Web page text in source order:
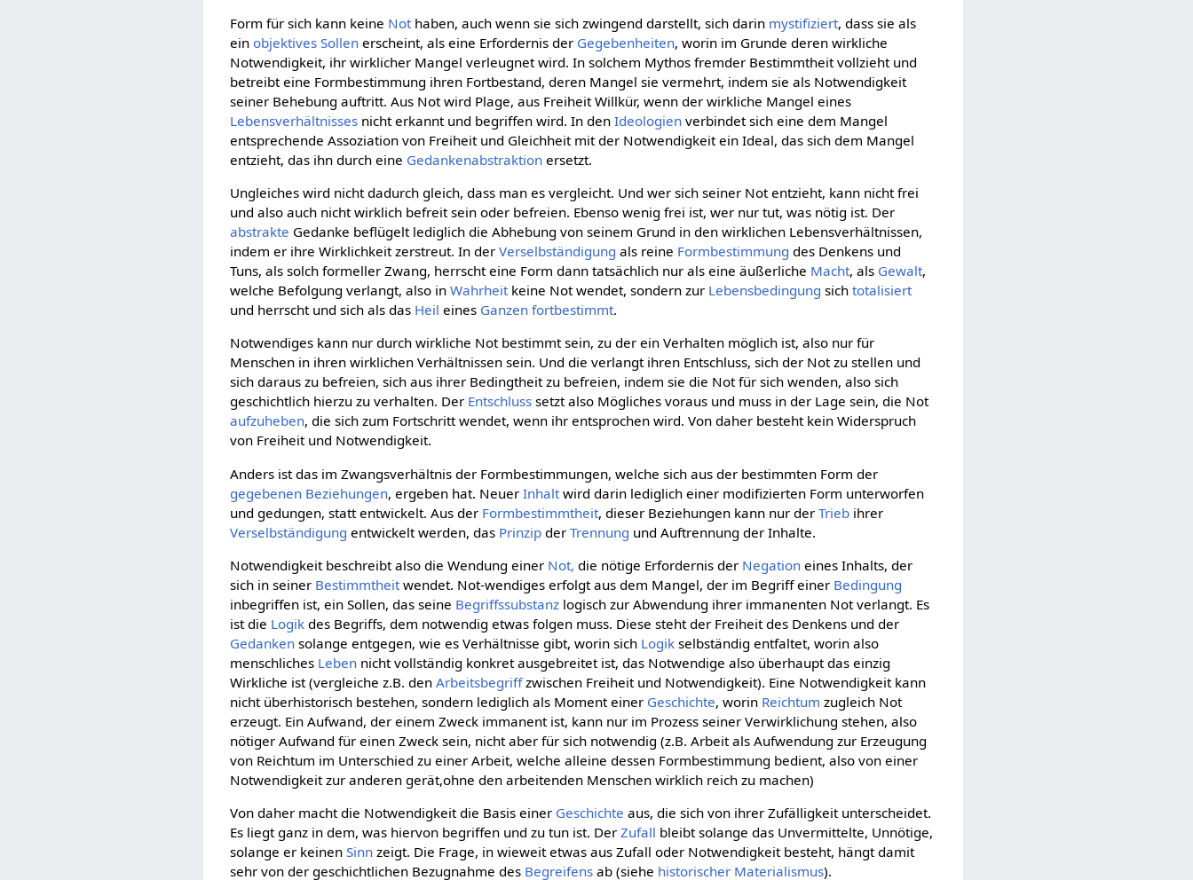
Form für sich kann keine Not haben, auch wenn sie sich zwingend darstellt, sich darin mystifiziert, dass sie als
einobjektives Sollen erscheint, als eine Erfordernis der Gegebenheiten, worin im Grunde deren wirkliche
Notwendigkeit, ihr wirklicher Mangel verleugnet wird. In solchem Mythos fremder Bestimmtheit vollzieht und
betreibt eine Formbestimmung ihren Fortbestand, deren Mangel sie vermehrt, indem sie als Notwendigkeit
seiner Behebung auftritt. Aus Not wird Plage, aus Freiheit Willkür, wenn der wirkliche Mangel eines
Lebensverhältnisses nicht erkannt und begriffen wird. In denIdeologien verbindet sich eine dem Mangel
entsprechende Assoziation von Freiheit und Gleichheit mit der Notwendigkeit ein Ideal, das sich dem Mangel
entzieht, das ihn durch eine Gedankenabstraktion ersetzt.
Ungleiches wird nicht dadurch gleich, dass man es vergleicht. Und wer sich seiner Not entzieht, kann nicht frei
und also auch nicht wirklich befreit sein oder befreien. Ebenso wenig frei ist, wer nur tut, was nötig ist. Der
abstrakte Gedanke beflügelt lediglich die Abhebung von seinem Grund in den wirklichen Lebensverhältnissen,
indem er ihre Wirklichkeit zerstreut. In derVerselbständigung als reine Formbestimmung des Denkens und
Tuns, als solch formeller Zwang, herrscht eine Form dann tatsächlich nur als eine äußerliche Macht, als Gewalt,
welche Befolgung verlangt, also inWahrheitkeine Not wendet, sondern zur Lebensbedingung sichtotalisiert
und herrscht und sich als das Heil eines Ganzen fortbestimmt.
Notwendiges kann nur durch wirkliche Not bestimmt sein, zu der ein Verhalten möglich ist, also nur für
Menschen in ihren wirklichen Verhältnissen sein. Und die verlangt ihren Entschluss, sich der Not zu stellen und
sich daraus zu befreien, sich aus ihrer Bedingtheit zu befreien, indem sie die Not für sich wenden, also sich
geschichtlich hierzu zu verhalten. Der Entschluss setzt also Mögliches voraus und muss in der Lage sein, die Not
aufzuheben, die sich zum Fortschritt wendet, wenn ihr entsprochen wird. Von daher besteht kein Widerspruch
von Freiheit und Notwendigkeit.
Anders ist das im Zwangsverhältnis der Formbestimmungen, welche sich aus der bestimmten Form der
gegebenen Beziehungen, ergeben hat. NeuerInhalt wird darin lediglich einer modifizierten Form unterworfen
und gedungen, statt entwickelt. Aus der Formbestimmtheit, dieser Beziehungen kann nur derTrieb ihrer
Verselbständigung entwickelt werden, das Prinzip derTrennung und Auftrennung der Inhalte.
Notwendigkeit beschreibt also die Wendung einer Not, die nötige Erfordernis der Negation eines Inhalts, der
sich in seiner Bestimmtheit wendet. Not-wendiges erfolgt aus dem Mangel, der im Begriff einer Bedingung
inbegriffen ist, ein Sollen, das seine Begriffssubstanz logisch zur Abwendung ihrer immanenten Not verlangt. Es
ist die Logik des Begriffs, dem notwendig etwas folgen muss. Diese steht der Freiheit des Denkens und der
Gedanken solange entgegen, wie es Verhältnisse gibt, worin sich Logik selbständig entfaltet, worin also
menschliches Leben nicht vollständig konkret ausgebreitet ist, das Notwendige also überhaupt das einzig
Wirkliche ist (vergleiche z.B. denArbeitsbegriffzwischen Freiheit und Notwendigkeit). Eine Notwendigkeit kann
nicht überhistorisch bestehen, sondern lediglich als Moment einer Geschichte, worin Reichtum zugleich Not
erzeugt. Ein Aufwand, der einem Zweck immanent ist, kann nur im Prozess seiner Verwirklichung stehen, also
nötiger Aufwand für einen Zweck sein, nicht aber für sich notwendig (z.B. Arbeit als Aufwendung zur Erzeugung
von Reichtum im Unterschied zu einer Arbeit, welche alleine dessen Formbestimmung bedient, also von einer
Notwendigkeit zur anderen gerät,ohne den arbeitenden Menschen wirklich reich zu machen)
Von daher macht die Notwendigkeit die Basis einer Geschichte aus, die sich von ihrer Zufälligkeit unterscheidet.
Es liegt ganz in dem, was hiervon begriffen und zu tun ist. DerZufall bleibt solange das Unvermittelte, Unnötige,
solange er keinenSinn zeigt. Die Frage, in wieweit etwas aus Zufall oder Notwendigkeit besteht, hängt damit
sehr von der geschichtlichen Bezugnahme des Begreifens ab (siehe historischer Materialismus).